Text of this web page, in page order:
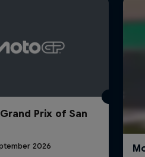
Prix of San
2026